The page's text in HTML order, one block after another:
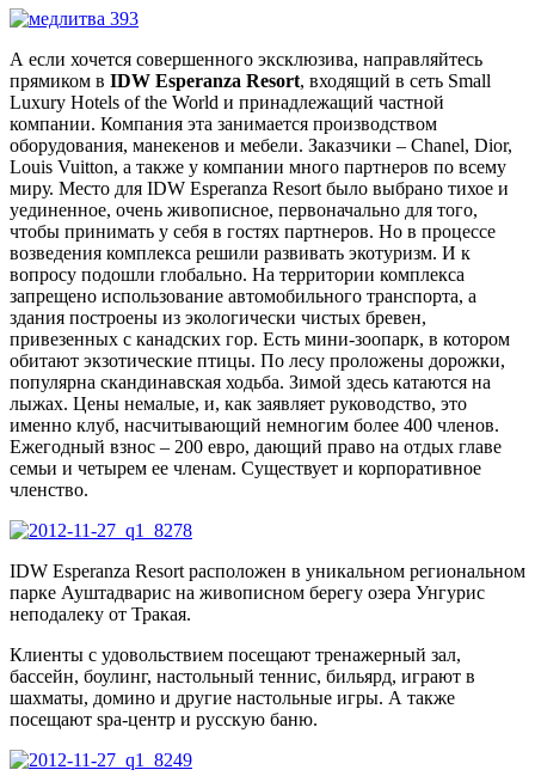
А если хочется совершенного эксклюзива, направляйтесь
прямиком в IDW Esperanza Resort, входящий в сеть Small
Luxury Hotels of the World и принадлежащий частной
компании. Компания эта занимается производством
оборудования, манекенов и мебели. Заказчики – Chanel, Dior,
Louis Vuitton, а также у компании много партнеров по всему
миру. Место для IDW Esperanza Resort было выбрано тихое и
уединенное, очень живописное, первоначально для того,
чтобы принимать у себя в гостях партнеров. Но в процессе
возведения комплекса решили развивать экотуризм. И к
вопросу подошли глобально. На территории комплекса
запрещено использование автомобильного транспорта, а
здания построены из экологически чистых бревен,
привезенных с канадских гор. Есть мини-зоопарк, в котором
обитают экзотические птицы. По лесу проложены дорожки,
популярна скандинавская ходьба. Зимой здесь катаются на
лыжах. Цены немалые, и, как заявляет руководство, это
именно клуб, насчитывающий немногим более 400 членов.
Ежегодный взнос – 200 евро, дающий право на отдых главе
семьи и четырем ее членам. Существует и корпоративное
членство.
IDW Esperanza Resort расположен в уникальном региональном
парке Ауштадварис на живописном берегу озера Унгурис
неподалеку от Тракая.
Клиенты с удовольствием посещают тренажерный зал,
бассейн, боулинг, настольный теннис, бильярд, играют в
шахматы, домино и другие настольные игры. А также
посещают spa-центр и русскую баню.